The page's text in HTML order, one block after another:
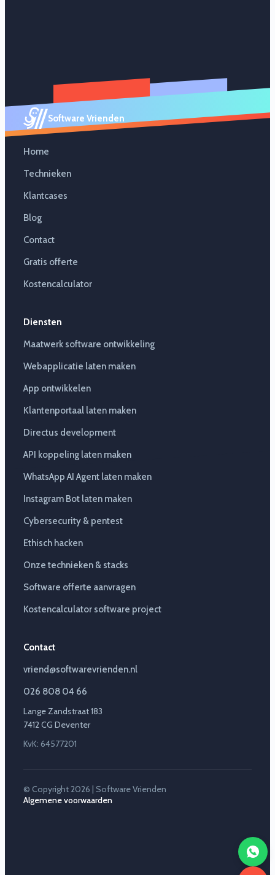
Software Vrienden
Home
Technieken
Klantcases
Blog
Contact
Gratis offerte
Kostencalculator
Diensten
Maatwerk software ontwikkeling
Webapplicatie laten maken
App ontwikkelen
Klantenportaal laten maken
Directus development
API koppeling laten maken
WhatsApp AI Agent laten maken
Instagram Bot laten maken
Cybersecurity & pentest
Ethisch hacken
Onze technieken & stacks
Software offerte aanvragen
Kostencalculator software project
Contact
vriend@softwarevrienden.nl
026 808 04 66
Lange Zandstraat 183
7412 CG Deventer
KvK: 64577201
© Copyright 2026 | Software Vrienden
Algemene voorwaarden